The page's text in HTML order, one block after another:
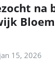
na
jan 15, 2026